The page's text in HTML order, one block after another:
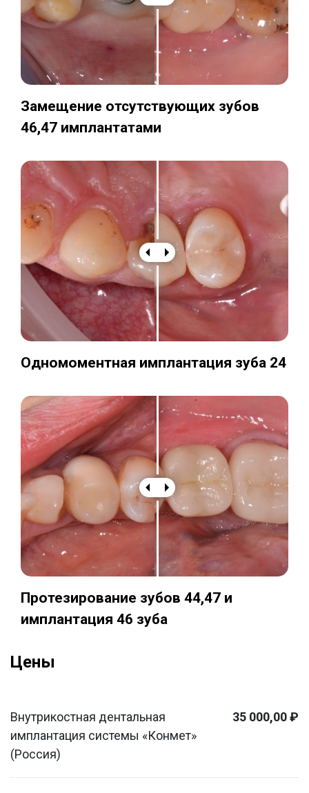
Замещение отсутствующих зубов
46,47 имплантатами
Одномоментная имплантация зуба 24
Протезирование зубов 44,47 и
имплантация 46 зуба
Цены
Внутрикостная дентальная
имплантация системы «Конмет»
(Россия)
35 000,00 ₽